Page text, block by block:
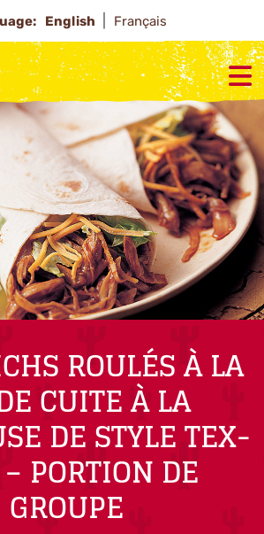
English Français
ROULÉS À LA
CUITE À LA
DE STYLE TEX-
PORTION DE
GROUPE